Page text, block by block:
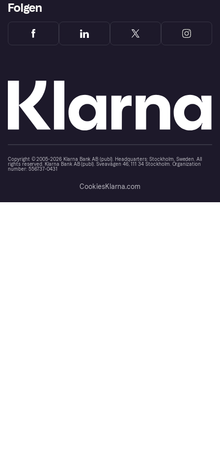
Folgen
Copyright © 2005-2026 Klarna Bank AB (publ). Headquarters: Stockholm, Sweden. All
rights reserved. Klarna Bank AB (publ). Sveavägen 46, 111 34 Stockholm. Organization
number: 556737-0431
CookiesKlarna.com